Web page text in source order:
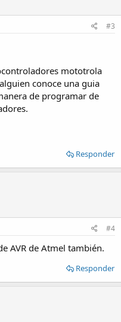
#3
mototrola
conoce una guia
de programar de
Responder
#4
AVR de Atmel también.
Responder